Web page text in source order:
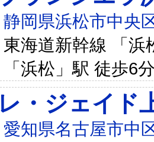
静岡県浜松市中央
東海道新幹線 「浜
「浜松」駅 徒歩6
レ・ジェイド
愛知県名古屋市中